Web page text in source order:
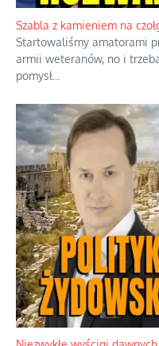
Szabla z kamieniem na
Startowaliśmy amatorami
armii weteranów, no i
pomysł